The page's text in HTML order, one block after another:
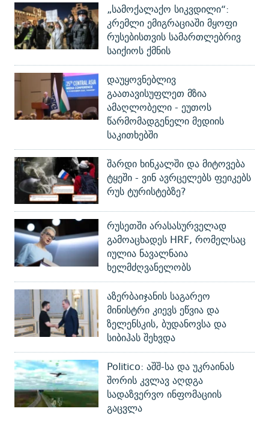
„სამოქალაქო სიკვდილი“:
კრემლი ემიგრაციაში მყოფი
რუსებისთვის სამართლებრივ
საიქიოს ქმნის
დაუყოვნებლივ
გაათავისუფლეთ მზია
ამაღლობელი - ეუთოს
წარმომადგენელი მედიის
საკითხებში
შარდი ხინკალში და მიტოვება
ტყეში - ვინ ავრცელებს ფეიკებს
რუს ტურისტებზე?
რუსეთში არასასურველად
გამოაცხადეს HRF, რომელსაც
იულია ნავალნაია
ხელმძღვანელობს
აზერბაიჯანის საგარეო
მინისტრი კიევს ეწვია და
ზელენსკის, ბუდანოვსა და
სიბიჰას შეხვდა
Politico: აშშ-სა და უკრაინას
შორის კვლავ აღდგა
სადაზვერვო ინფომაციის
გაცვლა